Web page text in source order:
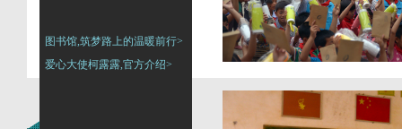
图书馆,筑梦路上的温暖前行>
爱心大使柯露露,官方介绍>